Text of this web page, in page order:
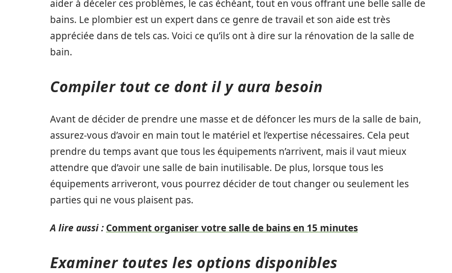
aider à déceler ces problèmes, le cas échéant, tout en vous offrant une belle salle de
bains. Le plombier est un expert dans ce genre de travail et son aide est très
appréciée dans de tels cas. Voici ce qu’ils ont à dire sur la rénovation de la salle de
bain.
Compiler tout ce dont il y aura besoin
Avant de décider de prendre une masse et de défoncer les murs de la salle de bain,
assurez-vous d’avoir en main tout le matériel et l’expertise nécessaires. Cela peut
prendre du temps avant que tous les équipements n’arrivent, mais il vaut mieux
attendre que d’avoir une salle de bain inutilisable. De plus, lorsque tous les
équipements arriveront, vous pourrez décider de tout changer ou seulement les
parties qui ne vous plaisent pas.
A lire aussi : Comment organiser votre salle de bains en 15 minutes
Examiner toutes les options disponibles